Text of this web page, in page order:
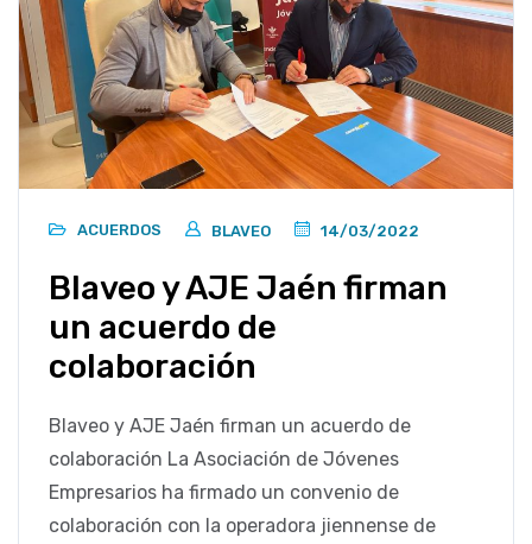
ACUERDOS BLAVEO 14/03/2022
Blaveo y AJE Jaén firman
un acuerdo de
colaboración
Blaveo y AJE Jaén firman un acuerdo de
colaboración La Asociación de Jóvenes
Empresarios ha firmado un convenio de
colaboración con la operadora jiennense de